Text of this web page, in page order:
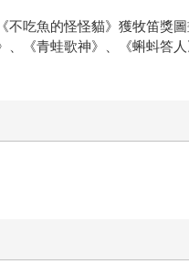
不吃魚的怪怪貓》獲牧笛獎
、《青蛙歌神》、《蝌蚪答